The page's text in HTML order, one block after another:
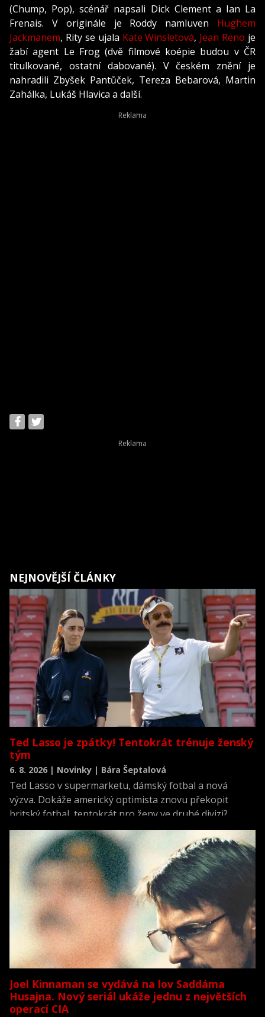
(Chump, Pop), scénář napsali Dick Clement a Ian La
Frenais. V originále je Roddy namluven Hughem
Jackmanem, Rity se ujala Kate Winsletová, Jean Reno je
žabí agent Le Frog (dvě filmové koépie budou v ČR
titulkované, ostatní dabované). V českém znění je
nahradili Zbyšek Pantůček, Tereza Bebarová, Martin
Zahálka, Lukáš Hlavica a další.
NEJNOVĚJŠÍ ČLÁNKY
Ted Lasso je zpátky! Tentokrát trénuje ženský
tým
6. 8. 2026 | Novinky | Bára Šeptalová
Ted Lasso v supermarketu, dámský fotbal a nová
výzva. Dokáže americký optimista znovu překopit
britský fotbal, tentokrát pro ženy ve druhé divizi?
Joel Kinnaman se vydává na lov Saddáma
Husajna. Nový seriál ukáže jednu z největších
operací CIA